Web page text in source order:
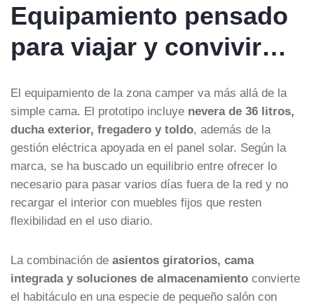
Equipamiento pensado
para viajar y convivir…
El equipamiento de la zona camper va más allá de la
simple cama. El prototipo incluye nevera de 36 litros,
ducha exterior, fregadero y toldo, además de la
gestión eléctrica apoyada en el panel solar. Según la
marca, se ha buscado un equilibrio entre ofrecer lo
necesario para pasar varios días fuera de la red y no
recargar el interior con muebles fijos que resten
flexibilidad en el uso diario.
La combinación de asientos giratorios, cama
integrada y soluciones de almacenamiento convierte
el habitáculo en una especie de pequeño salón con